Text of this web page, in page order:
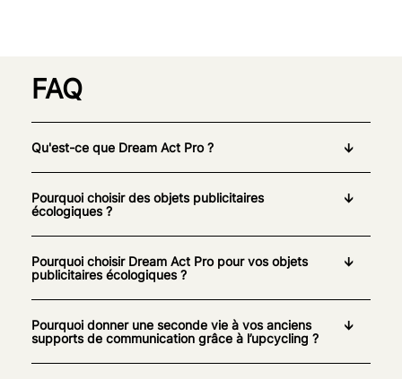
FAQ
Qu'est-ce que Dream Act Pro ?
Pourquoi choisir des objets publicitaires
écologiques ?
Pourquoi choisir Dream Act Pro pour vos objets
publicitaires écologiques ?
Pourquoi donner une seconde vie à vos anciens
supports de communication grâce à l’upcycling ?